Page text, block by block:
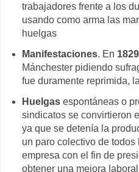
trabajadores frente a los
usando como arma las
huelgas
Manifestaciones. En 1829
Mánchester pidiendo
fue duramente reprimida, la
Huelgas espontáneas o
sindicatos se convirtieron
ya que se detenía la
un paro colectivo de
empresa con el fin de
obtener una mejora